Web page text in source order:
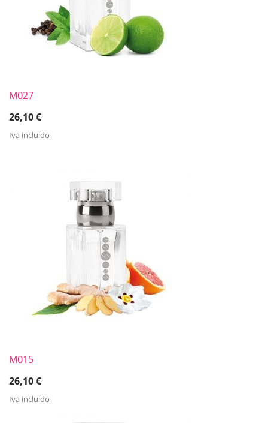
M027
26,10€
Iva incluido
M015
26,10€
Iva incluido